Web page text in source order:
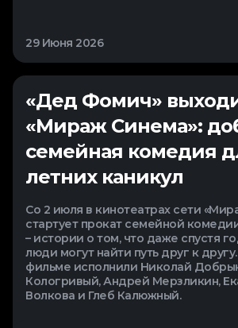
29 Июня 2026
«Дед Фомич»
«Мираж Синема»:
семейная комедия
летних каникул
Со 2 июля в кинотеатрах сети
стартует прокат семейной
– истории о том, что даже спустя
люди могут найти путь друг к
фильме исполнили Николай
Кологривый, Андрей Мерзликин,
Волкова и Глеб Калюжный.